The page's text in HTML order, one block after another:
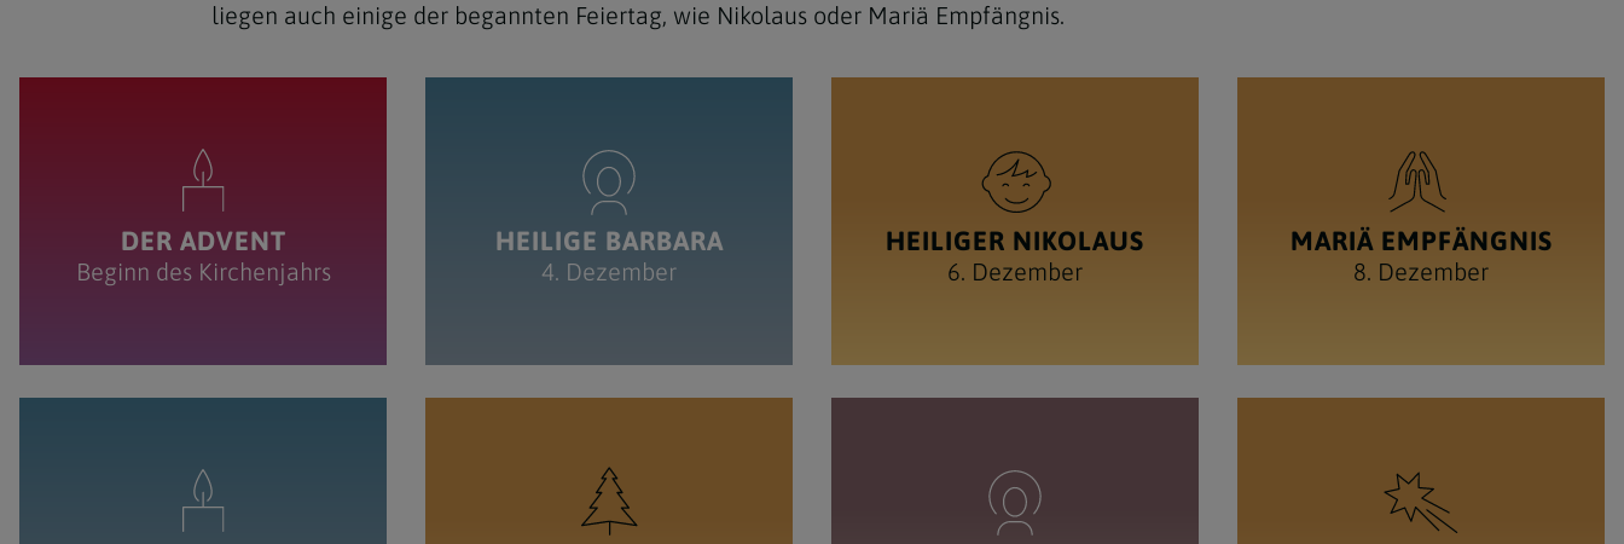
liegen auch einige der begannten Feiertag, wie Nikolaus oder Mariä Empfängnis.
DER ADVENT
Beginn des Kirchenjahrs
HEILIGE BARBARA
4. Dezember
HEILIGER NIKOLAUS
6. Dezember
MARIÄ EMPFÄNGNIS
8. Dezember